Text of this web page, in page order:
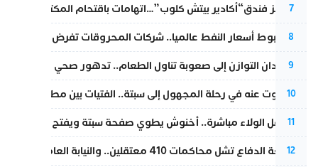
7
أزمة تهز فندق“أكادير بيتش كلوب”…اتهامات باقتحام المكتب النقابي
8
رغم هبوط أسعار النفط عالميا.. شركات المحروقات تفرض زيادة
9
من فقدان التوازن إلى صعوبة تناول الطعام.. تدهور صحي يلاحق
10
المسكوت عنه في رحلة المجهول إلى سبتة.. الفتيات بين مطرقة البحر
11
بعد حفل الولاء مباشرة.. أخنوش يطوي صفحة سبتة ويفتح ملف
12
مقاطعة الدفاع تشل محاكمات 410 معتقلين.. والنيابة العامة تبحث عن حل قانوني